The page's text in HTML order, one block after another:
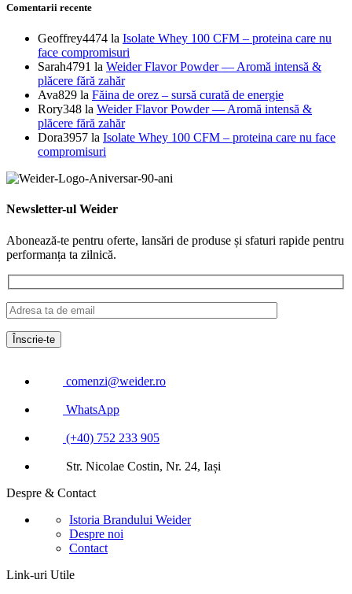
Comentarii recente
Geoffrey4474 la Isolate Whey 100 CFM – proteina care nu
face compromisuri
Sarah4791 la Weider Flavor Powder — Aromă intensă &
plăcere fără zahăr
Ava829 la Făina de orez – sursă curată de energie
Rory348 la Weider Flavor Powder — Aromă intensă &
plăcere fără zahăr
Dora3957 la Isolate Whey 100 CFM – proteina care nu face
compromisuri
Newsletter-ul Weider
Abonează-te pentru oferte, lansări de produse și sfaturi rapide pentru
performanța ta zilnică.
comenzi@weider.ro
WhatsApp
(+40) 752 233 905
Str. Nicolae Costin, Nr. 24, Iași
Despre & Contact
Istoria Brandului Weider
Despre noi
Contact
Link-uri Utile